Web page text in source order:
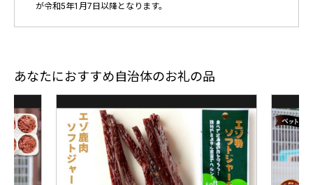
が令和5年1月7日以降となります。
あなたにおすすめ自治体のお礼の品